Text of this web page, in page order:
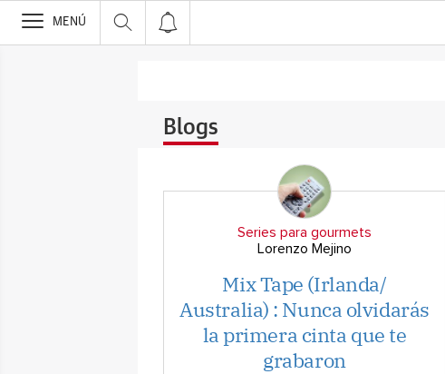
>
MENÚ
Blogs
Series para gourmets
Lorenzo Mejino
Mix Tape (Irlanda/
Australia) : Nunca olvidarás
la primera cinta que te
grabaron